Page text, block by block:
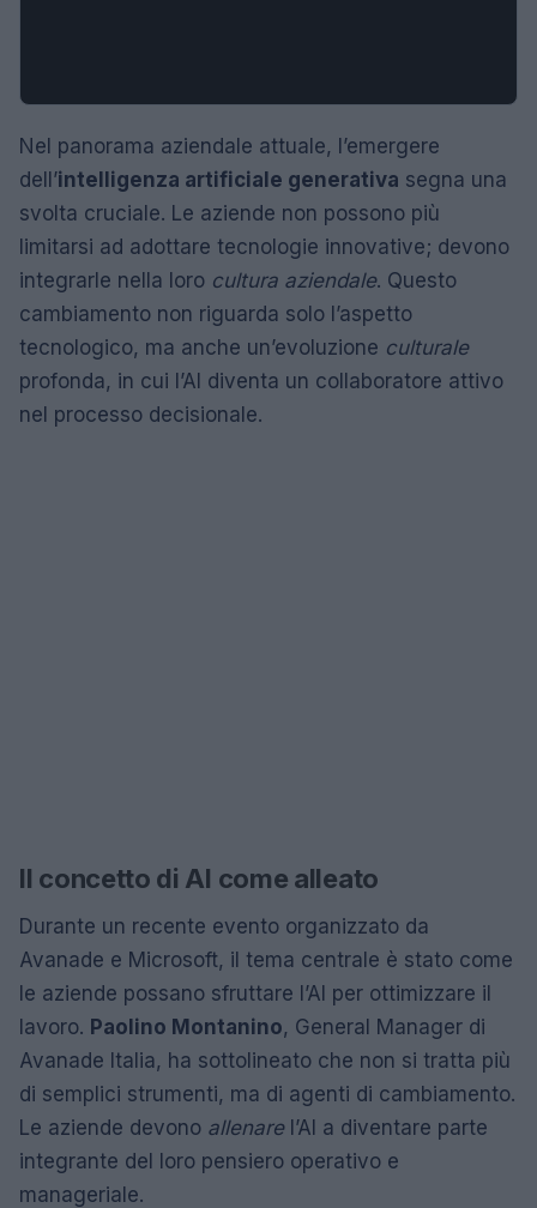
Nel panorama aziendale attuale, l’emergere
dell’intelligenza artificiale generativa segna una
svolta cruciale. Le aziende non possono più
limitarsi ad adottare tecnologie innovative; devono
integrarle nella loro cultura aziendale. Questo
cambiamento non riguarda solo l’aspetto
tecnologico, ma anche un’evoluzione culturale
profonda, in cui l’AI diventa un collaboratore attivo
nel processo decisionale.
Il concetto di AI come alleato
Durante un recente evento organizzato da
Avanade e Microsoft, il tema centrale è stato come
le aziende possano sfruttare l’AI per ottimizzare il
lavoro. Paolino Montanino, General Manager di
Avanade Italia, ha sottolineato che non si tratta più
di semplici strumenti, ma di agenti di cambiamento.
Le aziende devono allenarel’AI a diventare parte
integrante del loro pensiero operativo e
manageriale.